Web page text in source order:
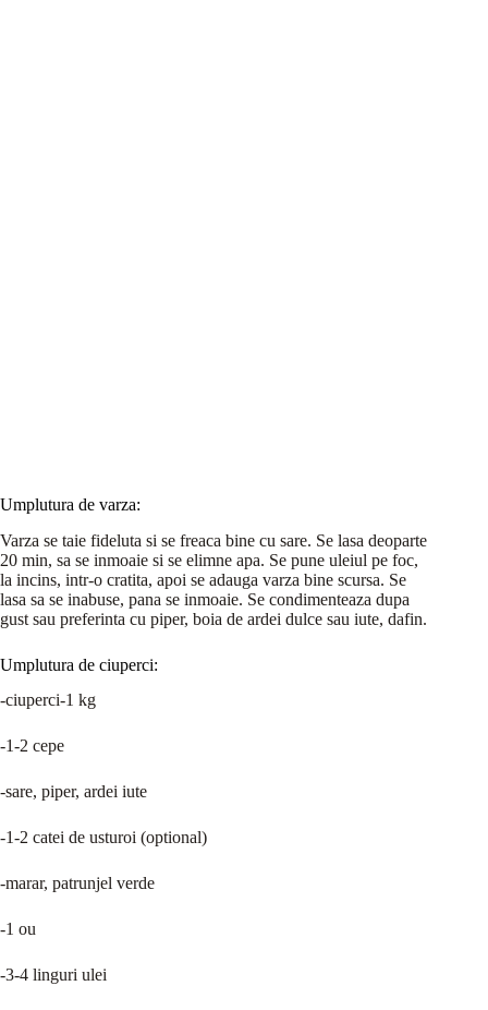
Umplutura de varza:
Varza se taie fideluta si se freaca bine cu sare. Se lasa deoparte
20 min, sa se inmoaie si se elimne apa. Se pune uleiul pe foc,
la incins, intr-o cratita, apoi se adauga varza bine scursa. Se
lasa sa se inabuse, pana se inmoaie. Se condimenteaza dupa
gust sau preferinta cu piper, boia de ardei dulce sau iute, dafin.
Umplutura de ciuperci:
-ciuperci-1 kg
-1-2 cepe
-sare, piper, ardei iute
-1-2 catei de usturoi (optional)
-marar, patrunjel verde
-1 ou
-3-4 linguri ulei